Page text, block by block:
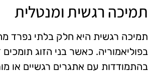
תמיכה רגשית ומנטלית
תמיכה רגשית היא חלק בלתי נפרד
בפוליאמוריה. כאשר בני הזוג
בהתמודדות עם אתגרים רגשיים או